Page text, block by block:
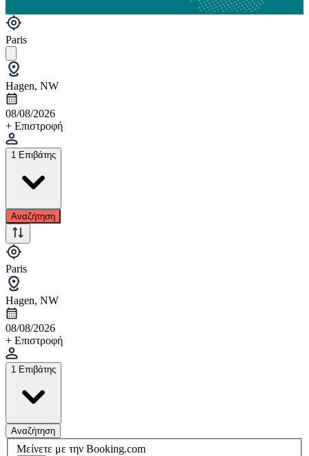
Paris
Hagen, NW
08/08/2026
+ Επιστροφή
1 Επιβάτης
Αναζήτηση
Paris
Hagen, NW
08/08/2026
+ Επιστροφή
1 Επιβάτης
Αναζήτηση
Μείνετε με την Booking.com